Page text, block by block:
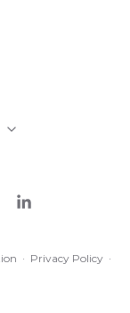
· Privacy Policy ·